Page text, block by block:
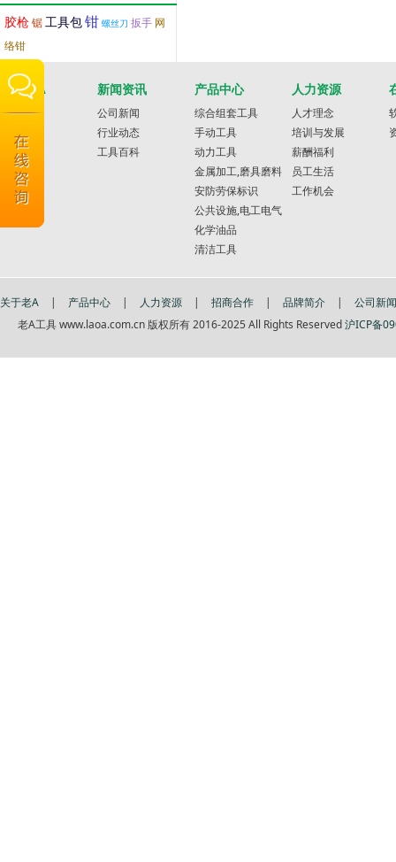
胶枪锯工具包钳 螺丝刀 扳手 网
络钳
关于老A
品牌简介
联系信息
新闻资讯
公司新闻
行业动态
工具百科
产品中心
综合组套工具
手动工具
动力工具
金属加工,磨具磨料
安防劳保标识
公共设施,电工电气
化学油品
清洁工具
人力资源
人才理念
培训与发展
薪酬福利
员工生活
工作机会
关于老A | 产品中心 | 人力资源 | 招商合作 | 品牌简介 |
公司新闻
老A工具 www.laoa.com.cn 版权所有 2016-2025 All Rights Reserved沪ICP备